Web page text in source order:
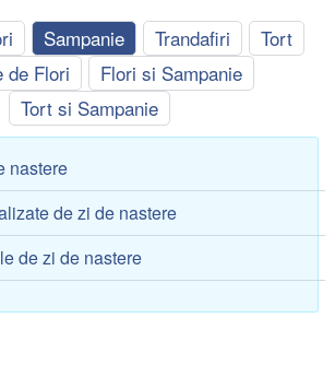
Sampanie Trandafiri
Tort
de Flori
Flori si Sampanie
Tort si Sampanie
nastere
de zi de nastere
de zi de nastere